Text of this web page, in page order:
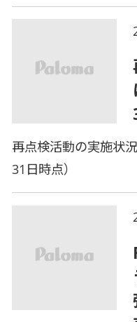
再点検活動の実施状
31日時点）